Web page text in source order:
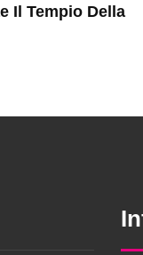
Il Tempio Della